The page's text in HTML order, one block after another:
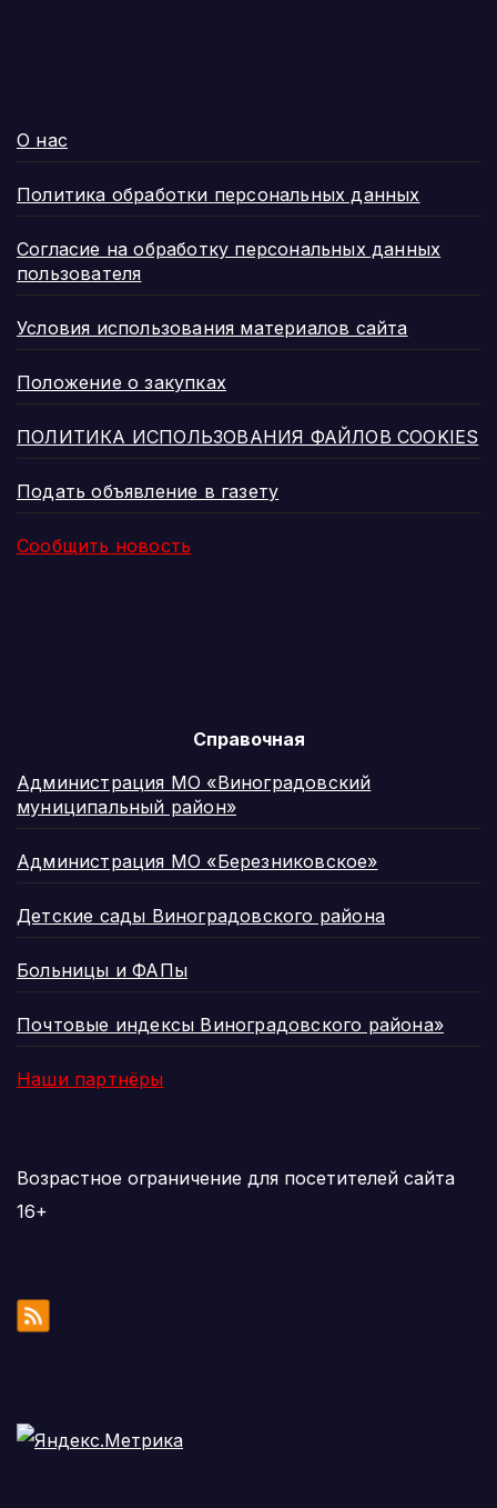
О нас
Политика обработки персональных данных
Согласие на обработку персональных данных
пользователя
Условия использования материалов сайта
Положение о закупках
ПОЛИТИКА ИСПОЛЬЗОВАНИЯ ФАЙЛОВ COOKIES
Подать объявление в газету
Сообщить новость
Справочная
Администрация МО «Виноградовский
муниципальный район»
Администрация МО «Березниковское»
Детские сады Виноградовского района
Больницы и ФАПы
Почтовые индексы Виноградовского района»
Наши партнёры
Возрастное ограничение для посетителей сайта
16+